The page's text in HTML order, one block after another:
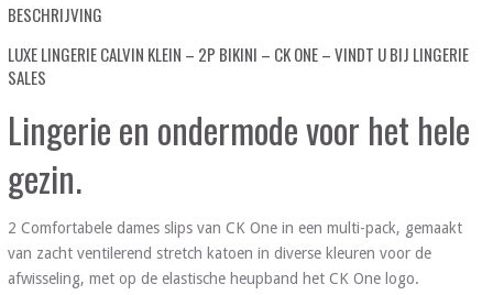
BESCHRIJVING
LUXE LINGERIE CALVIN KLEIN – 2P BIKINI – CK ONE – VINDT U BIJ LINGERIE
SALES
Lingerie en ondermode voor het hele
gezin.
2 Comfortabele dames slips van CK One in een multi-pack, gemaakt
van zacht ventilerend stretch katoen in diverse kleuren voor de
afwisseling, met op de elastische heupband het CK One logo.